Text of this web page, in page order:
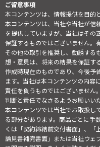
ご留意事項
本コンテンツは、情報提供を目的
本コンテンツは、当社や当社が信
を提供していますが、当社はその
保証するものではございません。
その他の取引を推奨し、勧誘する
想・意見は、将来の結果を保証す
作成時現在のものであり、今後予
ます。当社は本コンテンツの内容
責任を負うものではございません
判断と責任でなさるようお願いい
本コンテンツでは当社でお取扱し
る部分があります。商品ごとに手
くは「契約締結前交付書面」、「
論見書補完書面」または当社ウェ